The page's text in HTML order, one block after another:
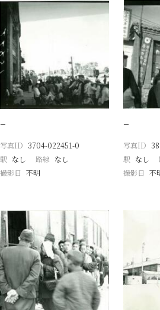
−
写真ID 3704-022451-0
駅 なし 路線 なし
撮影日 不明
−
写真ID
駅 なし
撮影日 不